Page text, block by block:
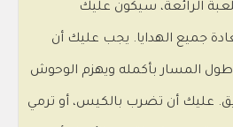
الرائعة، سيكون عليك
جميع الهدايا. يجب عليك أن
المسار بأكمله ويهزم الوحوش
عليك أن تضرب بالكيس، أو ترمي